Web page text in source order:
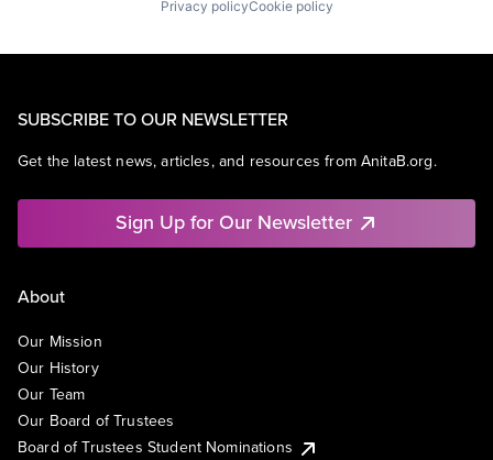
Privacy policyCookie policy
SUBSCRIBE TO OUR NEWSLETTER
Get the latest news, articles, and resources from AnitaB.org.
Sign Up for Our Newsletter
About
Our Mission
Our History
Our Team
Our Board of Trustees
Board of Trustees Student Nominations